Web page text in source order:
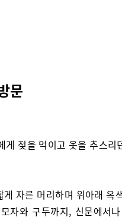
문
게 젖을 먹이고 옷을 추스리
자른 머리하며 위아래 옥
자와 구두까지, 신문에서